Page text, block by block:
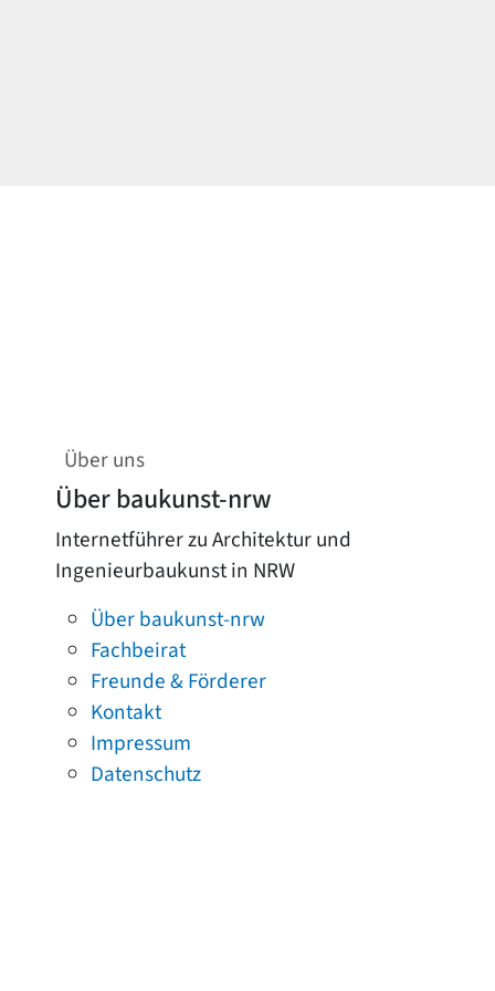
Über uns
Über baukunst-nrw
Internetführer zu Architektur und
Ingenieurbaukunst in NRW
Über baukunst-nrw
Fachbeirat
Freunde & Förderer
Kontakt
Impressum
Datenschutz